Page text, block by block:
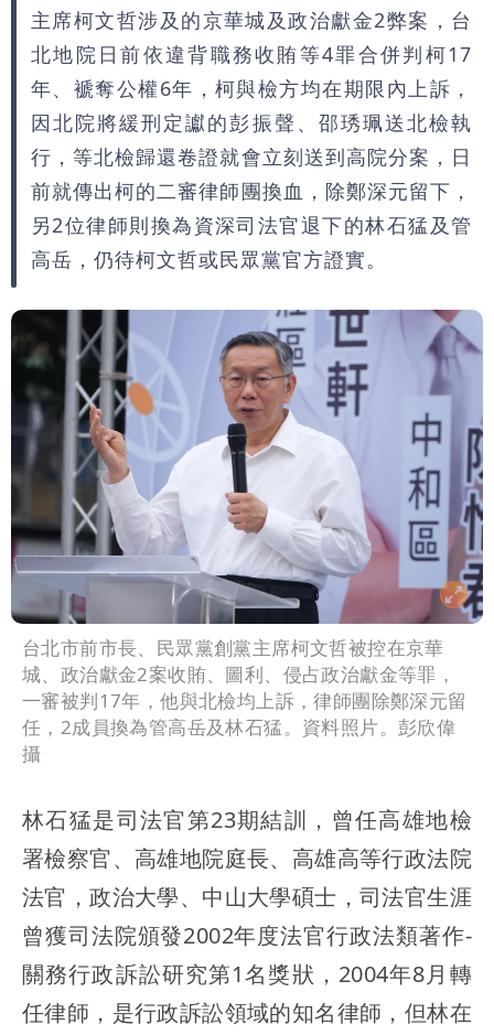
主席柯文哲涉及的京華城及政治獻金2弊案，台
北地院日前依違背職務收賄等4罪合併判柯17
年、褫奪公權6年，柯與檢方均在期限內上訴，
因北院將緩刑定讞的彭振聲、邵琇珮送北檢執
行，等北檢歸還卷證就會立刻送到高院分案，日
前就傳出柯的二審律師團換血，除鄭深元留下，
另2位律師則換為資深司法官退下的林石猛及管
高岳，仍待柯文哲或民眾黨官方證實。
台北市前市長、民眾黨創黨主席柯文哲被控在京華
城、政治獻金2案收賄、圖利、侵占政治獻金等罪，
一審被判17年，他與北檢均上訴，律師團除鄭深元留
任，2成員換為管高岳及林石猛。資料照片。彭欣偉
攝
林石猛是司法官第23期結訓，曾任高雄地檢
署檢察官、高雄地院庭長、高雄高等行政法院
法官，政治大學、中山大學碩士，司法官生涯
曾獲司法院頒發2002年度法官行政法類著作-
關務行政訴訟研究第1名獎狀，2004年8月轉
任律師，是行政訴訟領域的知名律師，但林在